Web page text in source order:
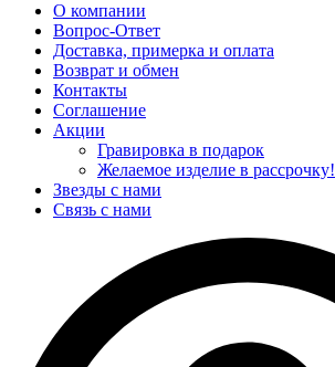
О компании
Вопрос-Ответ
Доставка, примерка и оплата
Возврат и обмен
Контакты
Соглашение
Акции
Гравировка в подарок
Желаемое изделие в рассрочку!
Звезды с нами
Связь с нами